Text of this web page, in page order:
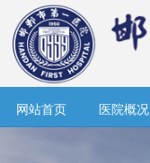
网站首页 医院概况